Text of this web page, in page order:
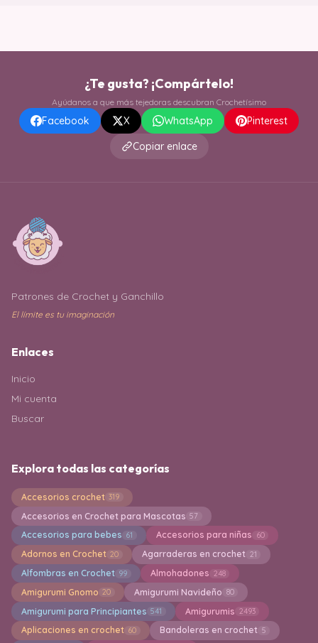
¿Te gusta? ¡Compártelo!
Ayúdanos a que más tejedoras descubran Crochetísimo
Facebook X WhatsApp
Pinterest
Copiar enlace
Patrones de Crochet y Ganchillo
El límite es tu imaginación
Enlaces
Inicio
Mi cuenta
Buscar
Explora todas las categorías
Accesorios crochet 319
Accesorios en Crochet para Mascotas 57
Accesorios para bebes 61 Accesorios para niñas 60
Adornos en Crochet 20 Agarraderas en crochet 21
Alfombras en Crochet 99 Almohadones 248
Amigurumi Gnomo 20 Amigurumi Navideño 80
Amigurumi para Principiantes 541 Amigurumis 2493
Aplicaciones en crochet 60 Bandoleras en crochet 5